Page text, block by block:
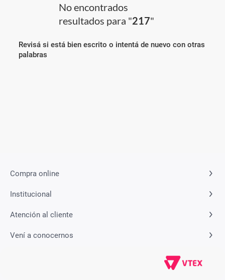
No encontrados
resultados para "217"
Revisá si está bien escrito o intentá de nuevo con otras
palabras
Compra online
Institucional
Atención al cliente
Vení a conocernos